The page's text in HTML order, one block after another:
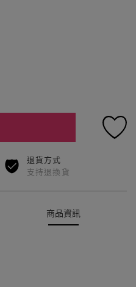
退貨方式
支持退換貨
商品資訊